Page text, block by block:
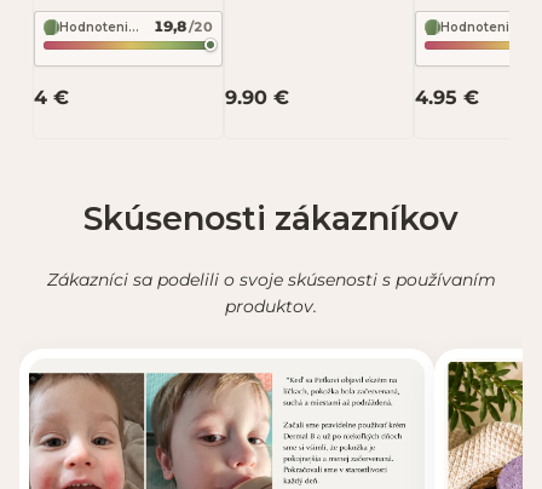
Odoslať recenziu
Recenzia bude zverejnená po schválení.
problematická pleť
100 g – Musk Čierne
zlato
Hodnotenie zloženia podľa INCI Beauty 19,8/20
4 € 9.90 €
Soaphoria
4.95 €
Skúsenosti zákazníkov
Zákazníci sa podelili o svoje skúsenosti s používaním
produktov.